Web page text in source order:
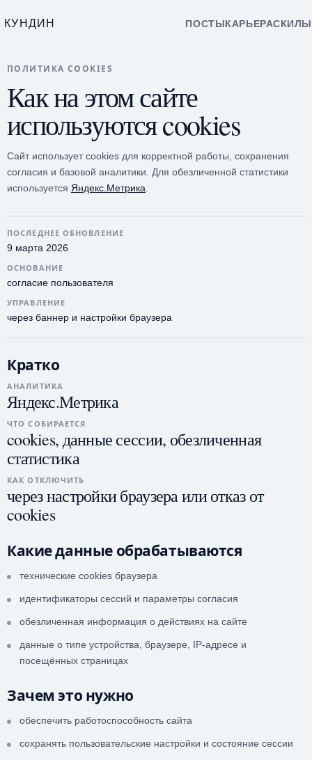
КУНДИН ПОСТЫКАРЬЕРАСКИЛЫ
ПОЛИТИКА COOKIES
Как на этом сайте
используются cookies
Сайт использует cookies для корректной работы, сохранения
согласия и базовой аналитики. Для обезличенной статистики
используется Яндекс.Метрика
ПОСЛЕДНЕЕ ОБНОВЛЕНИЕ
9 марта 2026
ОСНОВАНИЕ
согласие пользователя
УПРАВЛЕНИЕ
через баннер и настройки браузера
Кратко
АНАЛИТИКА
Яндекс.Метрика
ЧТО СОБИРАЕТСЯ
cookies, данные сессии, обезличенная
статистика
КАК ОТКЛЮЧИТЬ
через настройки браузера или отказ от
cookies
Какие данные обрабатываются
технические cookies браузера
идентификаторы сессий и параметры согласия
обезличенная информация о действиях на сайте
данные о типе устройства, браузере, IP-адресе и
посещённых страницах
Зачем это нужно
обеспечить работоспособность сайта
сохранять пользовательские настройки и состояние сессии